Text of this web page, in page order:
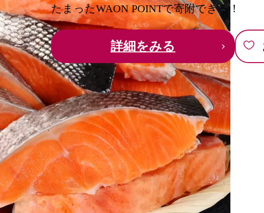
清浄な海域で養殖された安心・安全なチリ産の鮭を使用。
脂のりが良くふっくらとした身で、焼き・ムニエル・バタ
がりいただけます。
◆使いやすく保存しやすいバラ冷凍
一切れずつ冷凍されているため、お好みの量で小分け保存が
必要な分だけ解凍・調理ができ、無駄なくお使いいただけま
[ しゃけ サーモン 鮭切り身 切り身 焼き魚 和食 訳アリ 家庭
※2026年2月時点　累計申込み900,000件突破(1kg/2kg/3kg合計)
●肉厚で旨み抜群！
独自の製法で熟成された旨みを感じることができます。
清浄な海域で養殖され、安心・安全なチリ産の鮭。
こだわりの品質で、脂のりがよくふっくらとした身、凝縮
い。
●バラ凍結だから保存も調理も簡単便利
鮭は一切れずつ冷凍されているので、使いたい分だけ調理が
保存は調理一回分を一袋として小分けにしても良し、ご近所
冷凍庫にあれば、いざというときに食卓にて役立つこと間違
たまったWAON POINTで寄附できる！
詳細をみる